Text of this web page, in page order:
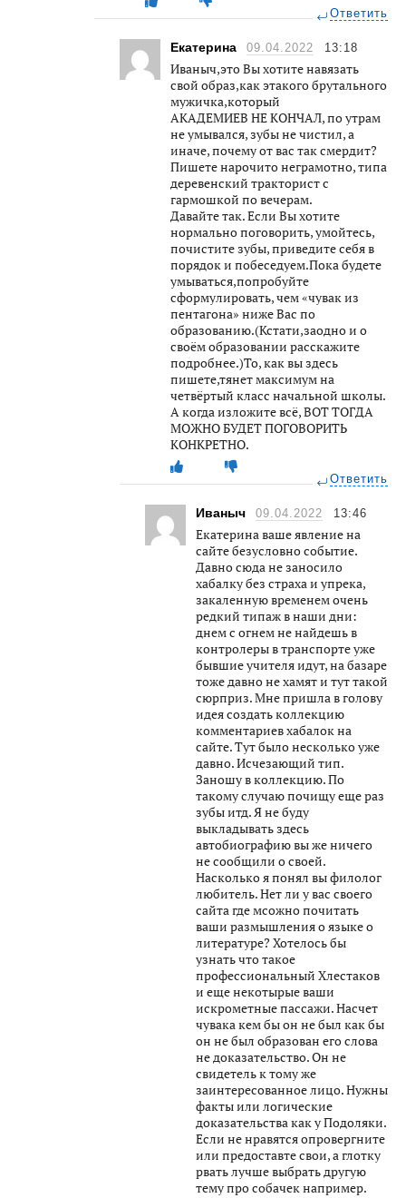
Ответить
Екатерина 09.04.2022 13:18
Иваныч,это Вы хотите навязать
свой образ,как этакого брутального
мужичка,который
АКАДЕМИЕВ НЕ КОНЧАЛ, по утрам
не умывался, зубы не чистил, а
иначе, почему от вас так смердит?
Пишете нарочито неграмотно, типа
деревенский тракторист с
гармошкой по вечерам.
Давайте так. Если Вы хотите
нормально поговорить, умойтесь,
почистите зубы, приведите себя в
порядок и побеседуем.Пока будете
умываться,попробуйте
сформулировать, чем «чувак из
пентагона» ниже Вас по
образованию.(Кстати,заодно и о
своём образовании расскажите
подробнее.)То, как вы здесь
пишете,тянет максимум на
четвёртый класс начальной школы.
А когда изложите всё, ВОТ ТОГДА
МОЖНО БУДЕТ ПОГОВОРИТЬ
КОНКРЕТНО.
Ответить
Иваныч 09.04.2022 13:46
Екатерина ваше явление на
сайте безусловно событие.
Давно сюда не заносило
хабалку без страха и упрека,
закаленную временем очень
редкий типаж в наши дни:
днем с огнем не найдешь в
контролеры в транспорте уже
бывшие учителя идут, на базаре
тоже давно не хамят и тут такой
сюрприз. Мне пришла в голову
идея создать коллекцию
комментариев хабалок на
сайте. Тут было несколько уже
давно. Исчезающий тип.
Заношу в коллекцию. По
такому случаю почищу еще раз
зубы итд. Я не буду
выкладывать здесь
автобиографию вы же ничего
не сообщили о своей.
Насколько я понял вы филолог
любитель. Нет ли у вас своего
сайта где мсожно почитать
ваши размышления о языке о
литературе? Хотелось бы
узнать что такое
профессиональный Хлестаков
и еще некотырые ваши
искрометные пассажи. Насчет
чувака кем бы он не был как бы
он не был образован его слова
не доказательство. Он не
свидетель к тому же
заинтересованное лицо. Нужны
факты или логические
доказательства как у Подоляки.
Если не нравятся опровергните
или предоставте свои, а глотку
рвать лучше выбрать другую
тему про собачек например.